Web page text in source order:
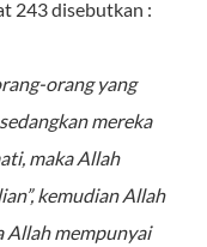
243 disebutkan :
orang yang
mereka
maka Allah
kemudian Allah
Allah mempunyai